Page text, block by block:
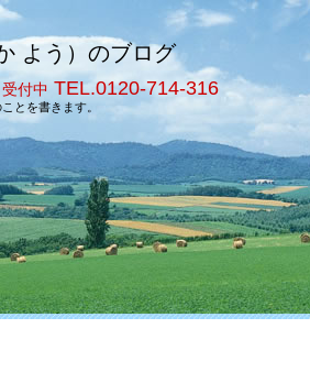
よう）のブログ
付中 TEL.0120-714-316
とを書きます。